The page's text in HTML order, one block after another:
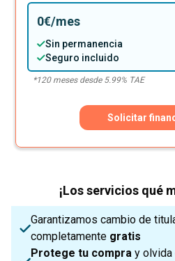
0€/mes
Sin permanencia
Seguro incluido
*120meses desde 5.99% TAE
Solicitar
¡Los servicios qué
Garantizamos cambio de
completamente gratis
Protege tu compra y olvida